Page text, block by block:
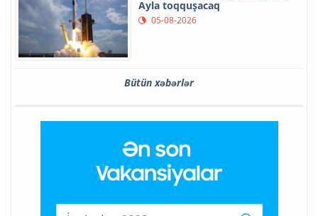
Ayla toqquşacaq
05-08-2026
Bütün xəbərlər